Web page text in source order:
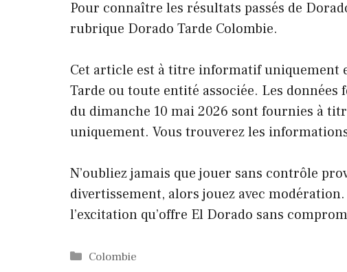
Pour connaître les résultats passés de
rubrique Dorado Tarde Colombie.
Cet article est à titre informatif uniquement
Tarde ou toute entité associée. Les
du dimanche 10 mai 2026 sont fournies à
uniquement. Vous trouverez les
N’oubliez jamais que jouer sans contrôle
divertissement, alors jouez avec
l’excitation qu’offre El Dorado sans
Catégories
Colombie